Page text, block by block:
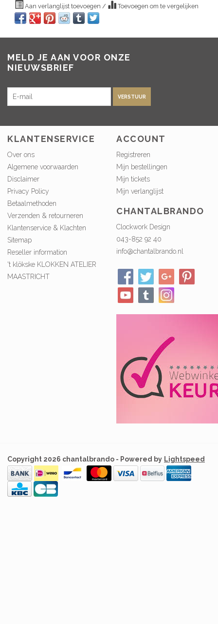
Aan verlanglijst toevoegen / Toevoegen om te vergelijken
MELD JE AAN VOOR ONZE
NIEUWSBRIEF
VERSTUUR
KLANTENSERVICE
Over ons
Algemene voorwaarden
Disclaimer
Privacy Policy
Betaalmethoden
Verzenden & retourneren
Klantenservice & Klachten
Sitemap
Reseller information
't klökske KLOKKEN ATELIER
MAASTRICHT
ACCOUNT
Registreren
Mijn bestellingen
Mijn tickets
Mijn verlanglijst
CHANTALBRANDO
Clockwork Design
043-852 92 40
info@chantalbrando.nl
Copyright 2026 chantalbrando - Powered by Lightspeed